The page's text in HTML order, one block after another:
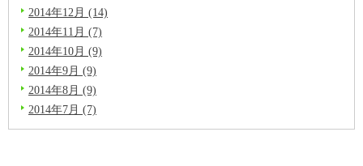
2014年12月 (14)
2014年11月 (7)
2014年10月 (9)
2014年9月 (9)
2014年8月 (9)
2014年7月 (7)